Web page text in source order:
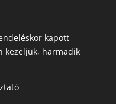
kapott
kezeljük, harmadik